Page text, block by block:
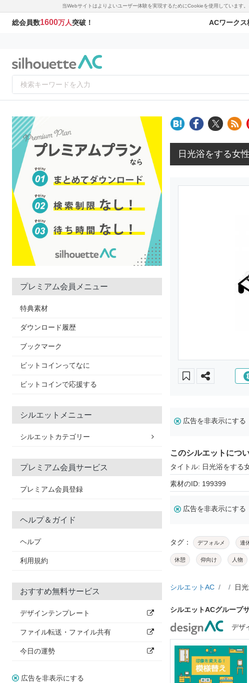
当Webサイトはよりよいユーザー体験を実現するためにCookieを使用しています
総会員数1600万人突破！ ACワークス
プレミアム会員メニュー
特典素材
ダウンロード履歴
ブックマーク
ビットコインってなに
ビットコインで応援する
シルエットメニュー
シルエットカテゴリー
プレミアム会員サービス
プレミアム会員登録
ヘルプ＆ガイド
ヘルプ
利用規約
おすすめ無料サービス
デザインテンプレート
ファイル転送・ファイル共有
今日の運勢
広告を非表示にする
日光浴をする女性
広告を非表示にする
このシルエットにつ
タイトル: 日光浴をする
素材のID: 199399
広告を非表示にする
タグ： デフォルメ 連
休憩 仰向け 人物
シルエットAC 日
シルエットACグループ
デザ